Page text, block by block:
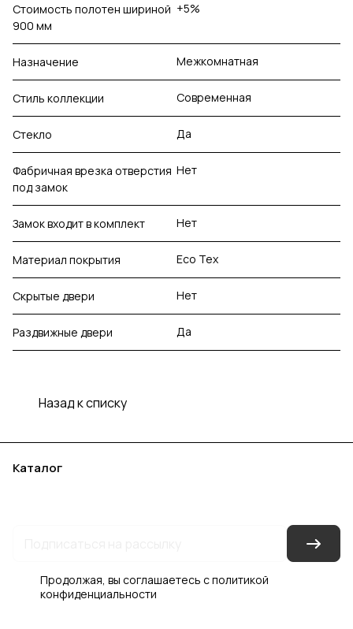
Стоимость полотен шириной
900 мм
+5%
Назначение Межкомнатная
Стиль коллекции Современная
Стекло Да
Фабричная врезка отверстия
под замок
Нет
Замок входит в комплект Нет
Материал покрытия Eco Tex
Скрытые двери Нет
Раздвижные двери Да
Назад к списку
Каталог
Продолжая, вы соглашаетесь сполитикой
конфиденциальности